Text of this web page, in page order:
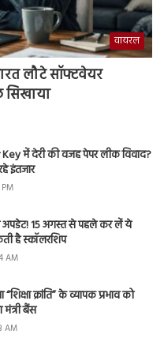
वायरल
लौटे सॉफ्टवेयर
सिखाया
में देरी की वजह पेपर लीक विवाद?
इंतजार
अपडेट! 15 अगस्त से पहले कर लें ये
है स्कॉलरशिप
AM
क्रांति” के व्यापक प्रभाव को
मंत्री बैंस
AM